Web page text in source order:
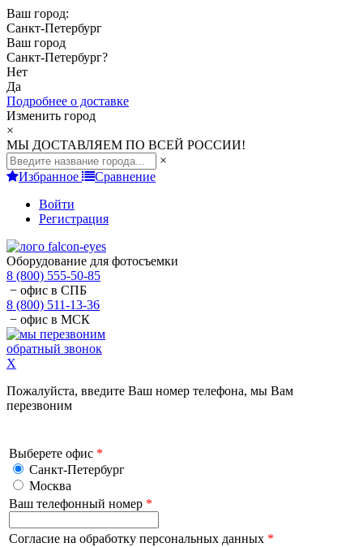
Ваш город:
Санкт-Петербург
Ваш город
Санкт-Петербург?
Нет
Да
Подробнее о доставке
Изменить город
×
МЫ ДОСТАВЛЯЕМ ПО ВСЕЙ РОССИИ!
×
Избранное
Сравнение
Войти
Регистрация
Оборудование для фотосъемки
8 (800) 555-50-85
− офис в СПБ
8 (800) 511-13-36
− офис в МСК
обратный звонок
X
Пожалуйста, введите Ваш номер телефона, мы Вам
перезвоним
Выберете офис *
Санкт-Петербург
Москва
Ваш телефонный номер *
Согласие на обработку персональных данных *